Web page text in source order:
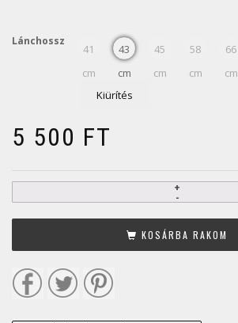
Lánchossz
41
cm
43
cm
45
cm
58
cm
66
cm
Kiürítés
5 500 FT
KOSÁRBA RAKOM